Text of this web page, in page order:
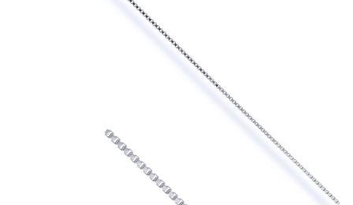
Slovensko